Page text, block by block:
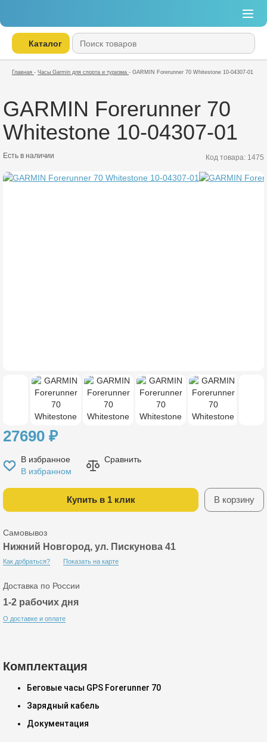
Каталог
Главная - Часы Garmin для спорта и туризма - GARMIN Forerunner 70 Whitestone 10-04307-01
GARMIN Forerunner 70
Whitestone 10-04307-01
Есть в наличии Код товара: 1475
27690 ₽
Купить в 1 клик В корзину
В избранное
В избранном
Сравнить
Самовывоз
Нижний Новгород, ул. Пискунова 41
Как добраться? Показать на карте
Доставка по России
1-2 рабочих дня
О доставке и оплате
Комплектация
Беговые часы GPS Forerunner 70
Зарядный кабель
Документация